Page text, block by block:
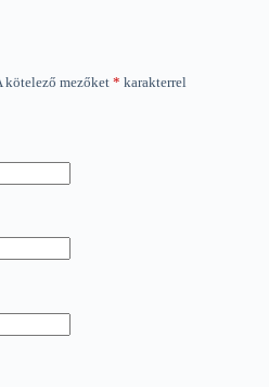
kötelező mezőket * karakterrel